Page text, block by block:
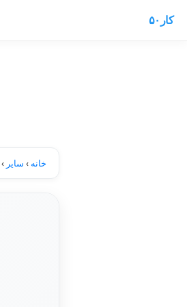
کار۵۰
خانه › سایر ›